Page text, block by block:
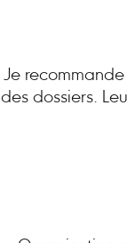
Je
des dossiers.